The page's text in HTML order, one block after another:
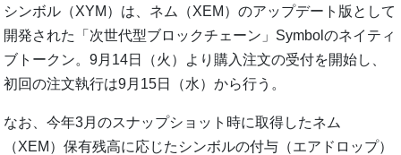
シンボル（XYM）は、ネム（XEM）のアップデート版として
開発された「次世代型ブロックチェーン」Symbolのネイティ
ブトークン。9月14日（火）より購入注文の受付を開始し、
初回の注文執行は9月15日（水）から行う。
なお、今年3月のスナップショット時に取得したネム
（XEM）保有残高に応じたシンボルの付与（エアドロップ）